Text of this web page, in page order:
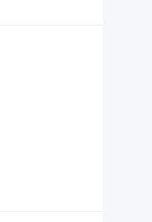
设发展有限公